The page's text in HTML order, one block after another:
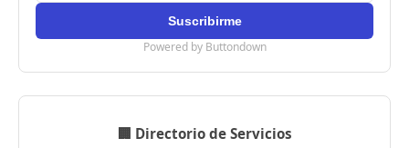
Powered by Buttondown
🏢 Directorio de Servicios